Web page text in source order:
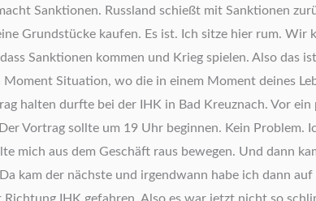
Sanktionen. Russland schießt mit Sanktionen
Grundstücke kaufen. Es ist. Ich sitze hier rum.
Sanktionen kommen und Krieg spielen. Also das
Moment Situation, wo die in einem Moment deines
halten durfte bei der IHK in Bad Kreuznach. Vor
Vortrag sollte um 19 Uhr beginnen. Kein Problem.
mich aus dem Geschäft raus bewegen. Und dann
kam der nächste und irgendwann habe ich dann